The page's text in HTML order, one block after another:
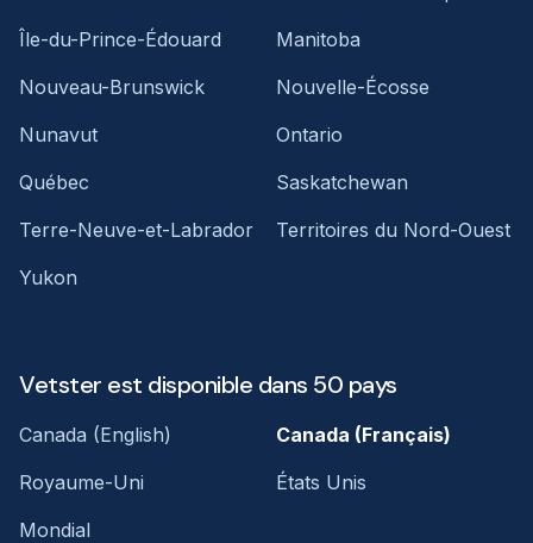
Île-du-Prince-Édouard
Manitoba
Nouveau-Brunswick
Nouvelle-Écosse
Nunavut
Ontario
Québec
Saskatchewan
Terre-Neuve-et-Labrador
Territoires du Nord-Ouest
Yukon
Vetster est disponible dans 50 pays
Canada (English)
Canada (Français)
Royaume-Uni
États Unis
Mondial